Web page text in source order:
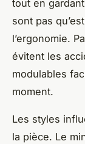
tout en
sont pas
l’ergonomie.
évitent les
modulables
moment.
Les styles
la pièce. Le